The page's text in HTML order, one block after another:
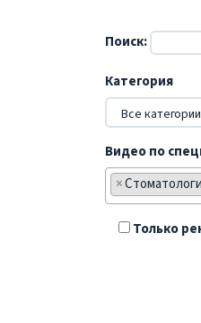
Поиск:
Категория
Видео по
×
Только